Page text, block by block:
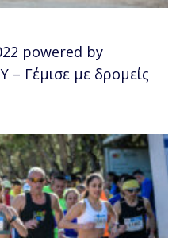
powered by
– Γέμισε με δρομείς